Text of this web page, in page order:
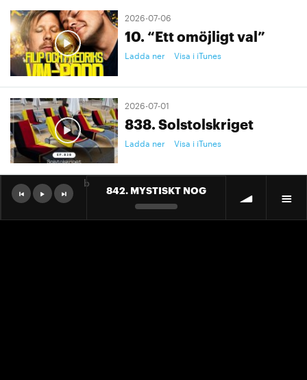
2026-07-06
10. “Ett omöjligt val”
Ladda ner Visa i iTunes
2026-07-01
838. Solstolskriget
Ladda ner Visa i iTunes
2026-07-01
9. "Ett landslag att älska"
842. MYSTISKT NOG
b